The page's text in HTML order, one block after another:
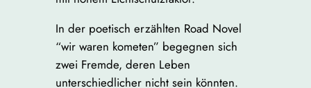
In der poetisch erzählten Road Novel
“wir waren kometen” begegnen sich
zwei Fremde, deren Leben
unterschiedlicher nicht sein könnten.